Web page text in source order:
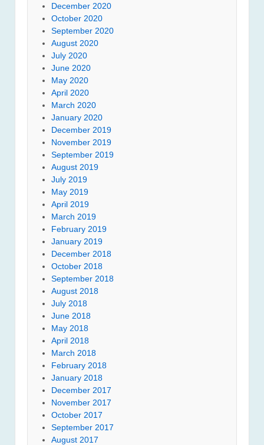
December 2020
October 2020
September 2020
August 2020
July 2020
June 2020
May 2020
April 2020
March 2020
January 2020
December 2019
November 2019
September 2019
August 2019
July 2019
May 2019
April 2019
March 2019
February 2019
January 2019
December 2018
October 2018
September 2018
August 2018
July 2018
June 2018
May 2018
April 2018
March 2018
February 2018
January 2018
December 2017
November 2017
October 2017
September 2017
August 2017